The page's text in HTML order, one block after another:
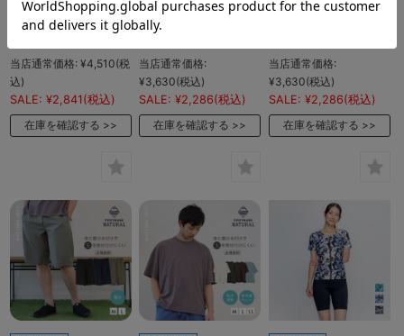
NATURALレディース
フレンチスリーブワン
当店通常価格: ¥4,510(税
込)
SALE: ¥2,841 (税込)
在庫を確認する
NATURAL レディース
半袖プルオーバーTシ
当店通常価格:
¥3,630(税込)
SALE: ¥2,286(税込)
在庫を確認する
NATURAL レディース
当店通常価格:
¥3,630(税込)
SALE: ¥2,286(税込)
在庫を確認する